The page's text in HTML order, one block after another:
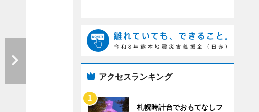
アクセスランキング
札幌時計台でおもてなしフ